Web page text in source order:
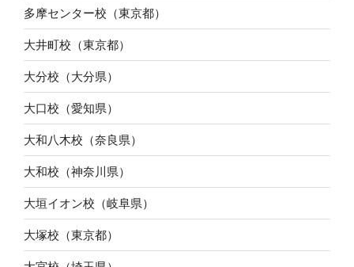
多摩センター校（東京都）
大井町校（東京都）
大分校（大分県）
大口校（愛知県）
大和八木校（奈良県）
大和校（神奈川県）
大垣イオン校（岐阜県）
大塚校（東京都）